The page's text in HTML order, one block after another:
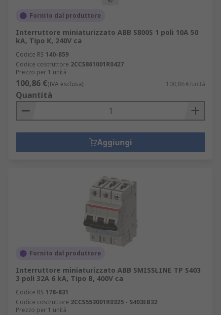
Fornito dal produttore
Interruttore miniaturizzato ABB S800S 1 poli 10A 50
kA, Tipo K, 240V ca
Codice RS 140-859
Codice costruttore 2CCS861001R0427
Prezzo per 1 unità
100,86 €(IVA esclusa) 100,86 €/unità
Quantità
Aggiungi
Fornito dal produttore
Interruttore miniaturizzato ABB SMISSLINE TP S403
3 poli 32A 6 kA, Tipo B, 400V ca
Codice RS 178-831
Codice costruttore 2CCS553001R0325 - S403EB32
Prezzo per 1 unità